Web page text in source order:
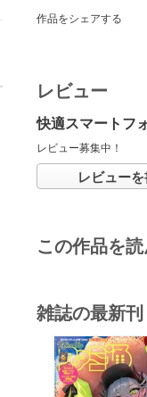
作品をシェアする
レビュー
快適スマートフ
レビュー募集中！
レビューを
この作品を
雑誌の最新刊